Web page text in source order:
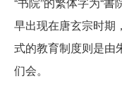
早出现在唐玄宗时期
式的教育制度则是由
们会。